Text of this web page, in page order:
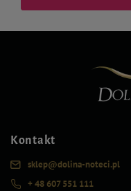
Kontakt
sklep@dolina-noteci.pl
+ 48 607 551 111